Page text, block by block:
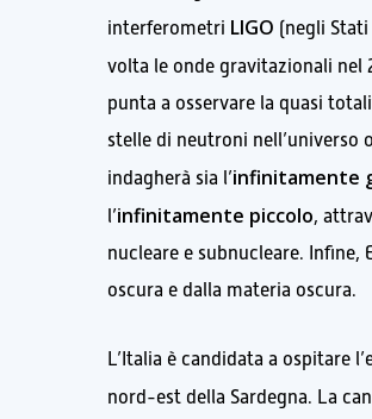
interferometri LIGO (negli
volta le onde gravitazionali nel
punta a osservare la quasi
stelle di neutroni nell’universo
indagherà sia l’infinitamente
l’infinitamente piccolo,
nucleare e subnucleare. Infine,
oscura e dalla materia oscura.
L’Italia è candidata a ospitare
nord-est della Sardegna. La